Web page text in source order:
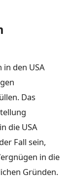
in den USA
Das
die USA
Fall sein,
in die
Gründen.